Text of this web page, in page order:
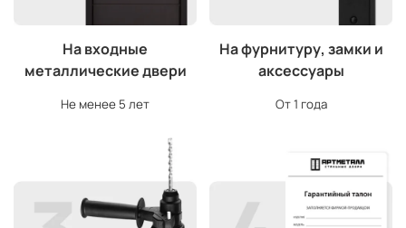
На входные
металлические двери
Не менее 5 лет
На фурнитуру, замки и
аксессуары
От 1 года